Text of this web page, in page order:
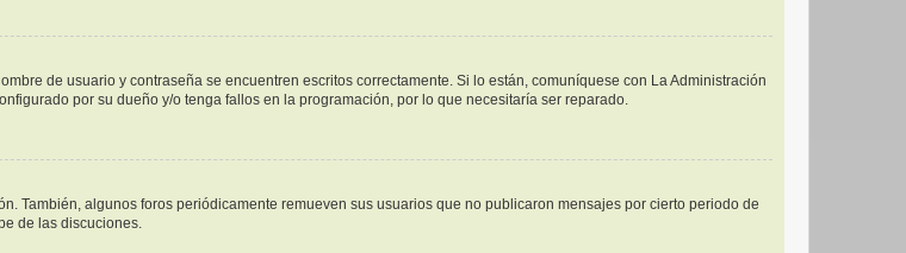
de usuario y contraseña se encuentren escritos correctamente. Si lo están, comuníquese con La Administración
por su dueño y/o tenga fallos en la programación, por lo que necesitaría ser reparado.
También, algunos foros periódicamente remueven sus usuarios que no publicaron mensajes por cierto periodo de
de las discuciones.